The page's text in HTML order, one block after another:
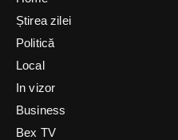
Știrea zilei
Politică
Local
In vizor
Business
Bex TV